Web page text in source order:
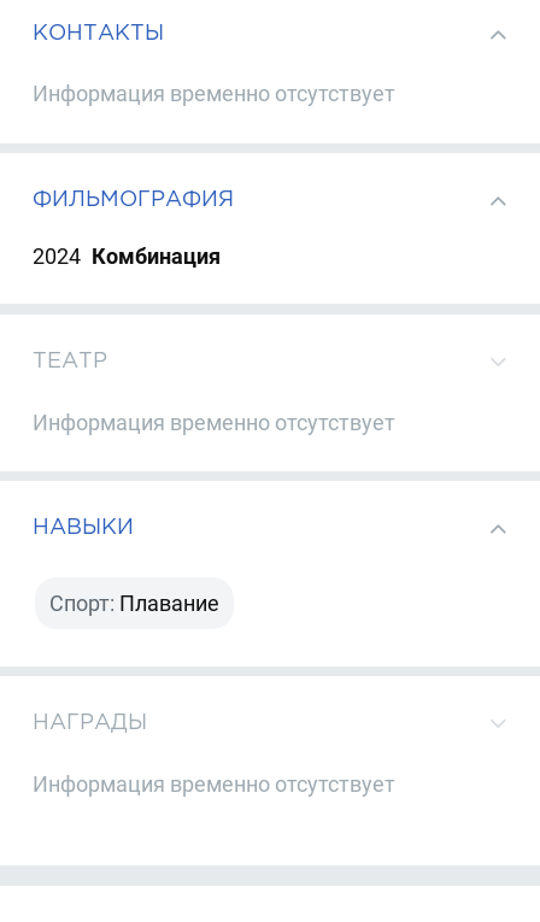
КОНТАКТЫ
Информация временно отсутствует
ФИЛЬМОГРАФИЯ
2024 Комбинация
ТЕАТР
Информация временно отсутствует
НАВЫКИ
Спорт: Плавание
НАГРАДЫ
Информация временно отсутствует